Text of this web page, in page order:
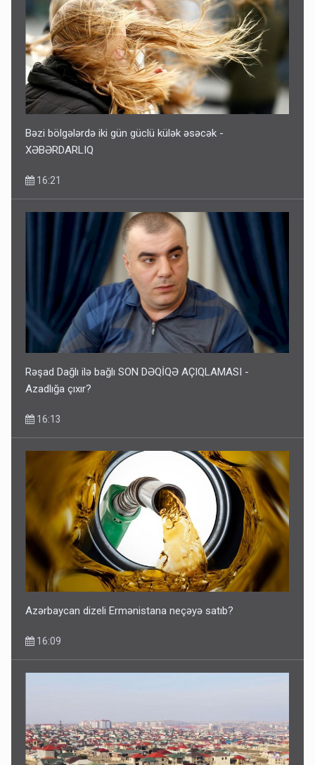
Bəzi bölgələrdə iki gün güclü külək əsəcək -
XƏBƏRDARLIQ
16:21
Rəşad Dağlı ilə bağlı SON DƏQİQƏ AÇIQLAMASI -
Azadlığa çıxır?
16:13
Azərbaycan dizeli Ermənistana neçəyə satıb?
16:09